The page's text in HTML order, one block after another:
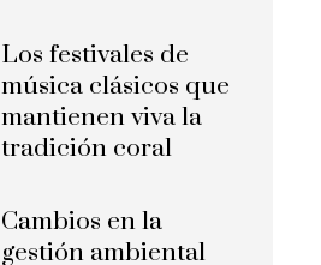
Los festivales de
música clásicos que
mantienen viva la
tradición coral
Cambios en la
gestión ambiental